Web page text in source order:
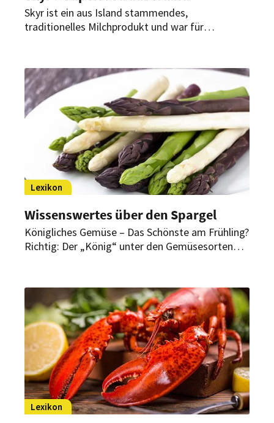
Skyr ist ein aus Island stammendes,
traditionelles Milchprodukt und war für
produziert werden konnte.
Lexikon
Wissenswertes über den Spargel
Königliches Gemüse – Das Schönste am Frühling?
Richtig: Der „König“ unter den Gemüsesorten
Lexikon